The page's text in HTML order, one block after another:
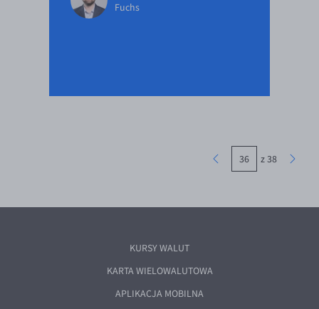
Fuchs
z 38
KURSY WALUT
KARTA WIELOWALUTOWA
APLIKACJA MOBILNA